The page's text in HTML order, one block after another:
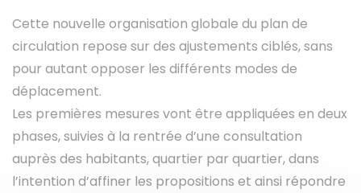
Cette nouvelle organisation globale du plan de
circulation repose sur des ajustements ciblés, sans
pour autant opposer les différents modes de
déplacement.
Les premières mesures vont être appliquées en deux
phases, suivies à la rentrée d’une consultation
auprès des habitants, quartier par quartier, dans
l’intention d’affiner les propositions et ainsi répondre